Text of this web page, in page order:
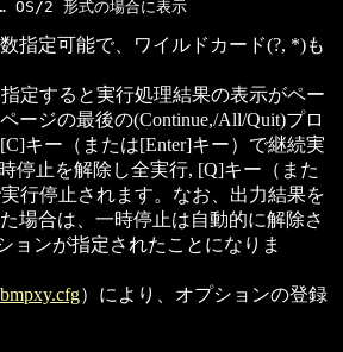
指定可能で、ワイルドカード(?, *)も
指定すると実行処理結果の表示がペー
ージの最後の(Continue,/All/Quit)プロ
キー（または[Enter]キー）で継続実
停止を解除し全実行, [Q]キー（また
行停止されます。なお、出力結果を
場合は、一時停止は自動的に解除さ
ョンが指定されたことになりま
bmpxy.cfg）により、オプションの登録